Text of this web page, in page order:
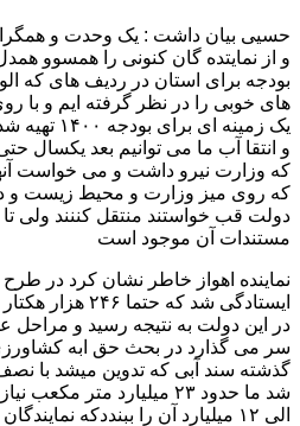
حسیی بیان داشت : یک وحدت و
و از نمایتده گان کنونی را همسوو
بودجه برای استان در ردیف های که
های خوبی را در نظر گرفته ایم و با
یک زمینه
و انتقا آب ما می توانیم بعد یکسال
که وزارت نیرو داشت و می خواست
که روی میز وزارت و محیط زیست و
دولت قب خواستند منتقل کننند ولی
مستندات آن موجود است
نماینده اهواز خاطر نشان کرد در
ایستادگی شد که
در این دولت به نتیجه رسید و مراحل
سر می گذارد در بحث حق ابه
گذشته سند آبی که تدوین میشد با
شد ما حدود ۲۳ میلیارد متر
الی ۱۲ میلیارد آن را ببنددکه